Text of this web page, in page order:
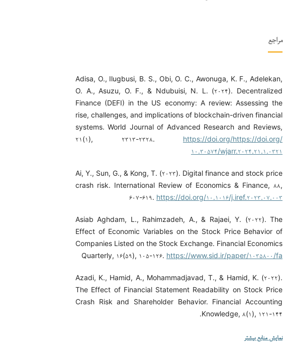
مراجع
Adisa, O., Ilugbusi, B. S., Obi, O. C., Awonuga, K. F., Adelekan,
O. A., Asuzu, O. F., & Ndubuisi, N. L. (۲۰۲۴). Decentralized
Finance (DEFI) in the US economy: A review: Assessing the
rise, challenges, and implications of blockchain-driven financial
systems. World Journal of Advanced Research and Reviews,
۲۱(۱), ۲۳۱۳-۲۳۲۸. https://doi.org/https://doi.org/
۱۰.۳۰۵۷۴/wjarr.۲۰۲۴.۲۱.۱.۰۳۲۱
Ai, Y., Sun, G., & Kong, T. (۲۰۲۳). Digital finance and stock price
crash risk. International Review of Economics & Finance, ۸۸,
۶۰۷-۶۱۹. https://doi.org/۱۰.۱۰۱۶/j.iref.۲۰۲۳.۰۷.۰۰۳
Asiab Aghdam, L., Rahimzadeh, A., & Rajaei, Y. (۲۰۲۲). The
Effect of Economic Variables on the Stock Price Behavior of
Companies Listed on the Stock Exchange. Financial Economics
Quarterly, ۱۶(۵۹), ۱۰۵-۱۲۶. https://www.sid.ir/paper/۱۰۳۵۸۰۰/fa
Azadi, K., Hamid, A., Mohammadjavad, T., & Hamid, K. (۲۰۲۲).
The Effect of Financial Statement Readability on Stock Price
Crash Risk and Shareholder Behavior. Financial Accounting
Knowledge, ۸(۱), ۱۲۱-۱۴۴.
نمایش منابع بیشتر